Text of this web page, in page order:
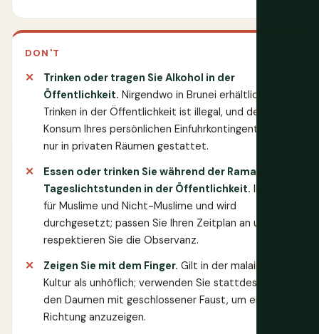
DON'T
Trinken oder tragen Sie Alkohol in der
Öffentlichkeit. Nirgendwo in Brunei erhältlich; das
Trinken in der Öffentlichkeit ist illegal, und der
Konsum Ihres persönlichen Einfuhrkontingents ist
nur in privaten Räumen gestattet.
Essen oder trinken Sie während der Ramadan-
Tageslichtstunden in der Öffentlichkeit. Illegal
für Muslime und Nicht-Muslime und wird
durchgesetzt; passen Sie Ihren Zeitplan an und
respektieren Sie die Observanz.
Zeigen Sie mit dem Finger. Gilt in der malaiischen
Kultur als unhöflich; verwenden Sie stattdessen
den Daumen mit geschlossener Faust, um eine
Richtung anzuzeigen.